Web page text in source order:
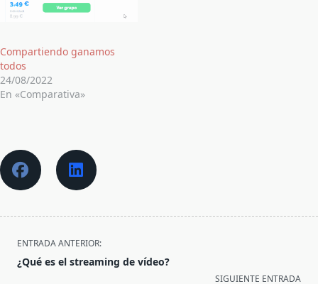
Compartiendo ganamos
todos
24/08/2022
En «Comparativa»
<span
class="nav-
ENTRADA ANTERIOR:
¿Qué es el streaming de vídeo?
SIGUIENTE ENTRADA